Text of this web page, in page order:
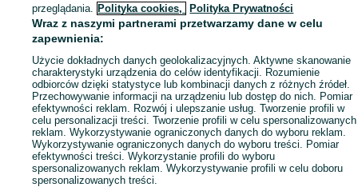
przeglądania. Polityka cookies, Polityka Prywatności
Wraz z naszymi partnerami przetwarzamy dane w celu
zapewnienia:
Użycie dokładnych danych geolokalizacyjnych. Aktywne skanowanie
charakterystyki urządzenia do celów identyfikacji. Rozumienie
odbiorców dzięki statystyce lub kombinacji danych z różnych źródeł.
Przechowywanie informacji na urządzeniu lub dostęp do nich. Pomiar
efektywności reklam. Rozwój i ulepszanie usług. Tworzenie profili w
celu personalizacji treści. Tworzenie profili w celu spersonalizowanych
reklam. Wykorzystywanie ograniczonych danych do wyboru reklam.
Wykorzystywanie ograniczonych danych do wyboru treści. Pomiar
efektywności treści. Wykorzystanie profili do wyboru
spersonalizowanych reklam. Wykorzystywanie profili w celu doboru
spersonalizowanych treści.